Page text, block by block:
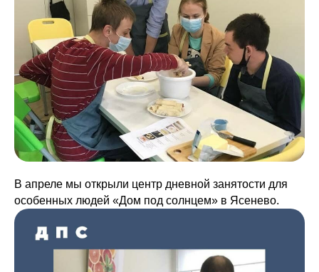
В апреле мы открыли центр дневной занятости для
особенных людей «Дом под солнцем» в Ясенево.